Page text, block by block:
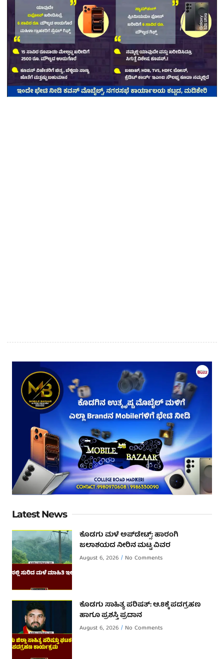
Latest News
ಕೊಡಗು ಮಳೆ ಅಪ್‌ಡೇಟ್ಸ್: ಹಾರಂಗಿ
ಜಲಾಶಯದ ನೀರಿನ ಮಟ್ಟ ವಿವರ
August 6, 2026 No Comments
ಕೊಡಗು ಸಾಹಿತ್ಯ ಪರಿಷತ್: ಆ.8ಕ್ಕೆ ಪದಗ್ರಹಣ
ಹಾಗೂ ಪ್ರಶಸ್ತಿ ಪ್ರದಾನ
August 6, 2026 No Comments